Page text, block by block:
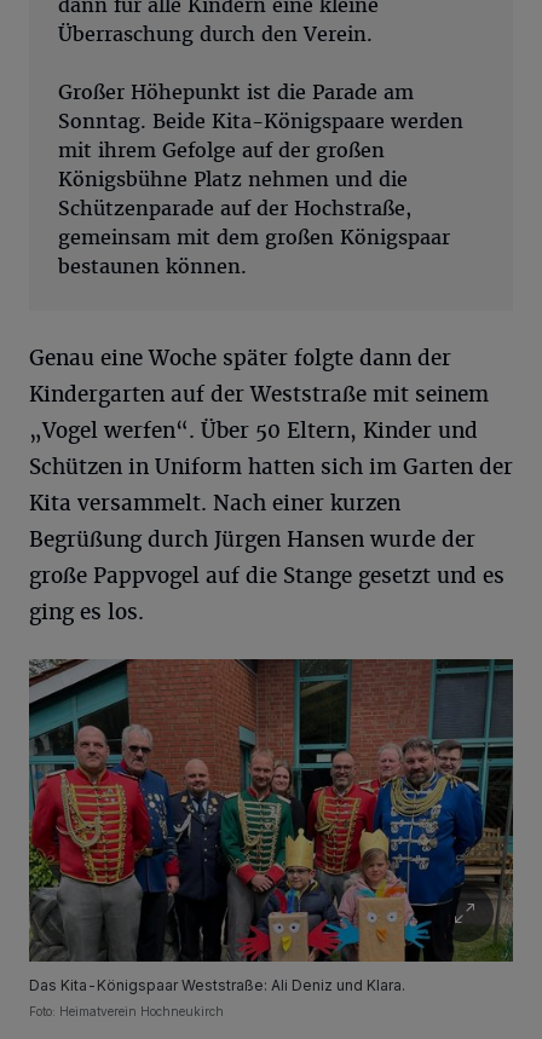
dann für alle Kindern eine kleine
Überraschung durch den Verein.
Großer Höhepunkt ist die Parade am
Sonntag. Beide Kita-Königspaare werden
mit ihrem Gefolge auf der großen
Königsbühne Platz nehmen und die
Schützenparade auf der Hochstraße,
gemeinsam mit dem großen Königspaar
bestaunen können.
Genau eine Woche später folgte dann der
Kindergarten auf der Weststraße mit seinem
„Vogel werfen“. Über 50 Eltern, Kinder und
Schützen in Uniform hatten sich im Garten der
Kita versammelt. Nach einer kurzen
Begrüßung durch Jürgen Hansen wurde der
große Pappvogel auf die Stange gesetzt und es
ging es los.
Das Kita-Königspaar Weststraße: Ali Deniz und Klara.
Foto: Heimatverein Hochneukirch